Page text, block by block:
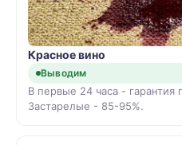
Красное вино
Выводим
В первые 24 часа - гарантия
Застарелые - 85-95%.